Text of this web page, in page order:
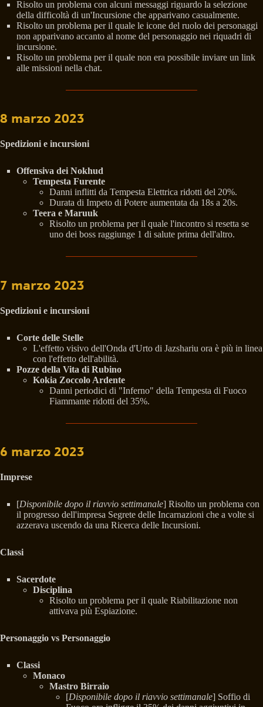
Risolto un problema con alcuni messaggi riguardo la selezione
della difficoltà di un'Incursione che apparivano casualmente.
Risolto un problema per il quale le icone del ruolo dei personaggi
non apparivano accanto al nome del personaggio nei riquadri di
incursione.
Risolto un problema per il quale non era possibile inviare un link
alle missioni nella chat.
8 marzo 2023
Spedizioni e incursioni
Offensiva dei Nokhud
Tempesta Furente
Danni inflitti da Tempesta Elettrica ridotti del 20%.
Durata di Impeto di Potere aumentata da 18s a 20s.
Teera e Maruuk
Risolto un problema per il quale l'incontro si resetta se
uno dei boss raggiunge 1 di salute prima dell'altro.
7 marzo 2023
Spedizioni e incursioni
Corte delle Stelle
L'effetto visivo dell'Onda d'Urto di Jazshariu ora è più in linea
con l'effetto dell'abilità.
Pozze della Vita di Rubino
Kokia Zoccolo Ardente
Danni periodici di "Inferno" della Tempesta di Fuoco
Fiammante ridotti del 35%.
6 marzo 2023
Imprese
[Disponibile dopo il riavvio settimanale] Risolto un problema con
il progresso dell'impresa Segrete delle Incarnazioni che a volte si
azzerava uscendo da una Ricerca delle Incursioni.
Classi
Sacerdote
Disciplina
Risolto un problema per il quale Riabilitazione non
attivava più Espiazione.
Personaggio vs Personaggio
Classi
Monaco
Mastro Birraio
[Disponibile dopo il riavvio settimanale] Soffio di